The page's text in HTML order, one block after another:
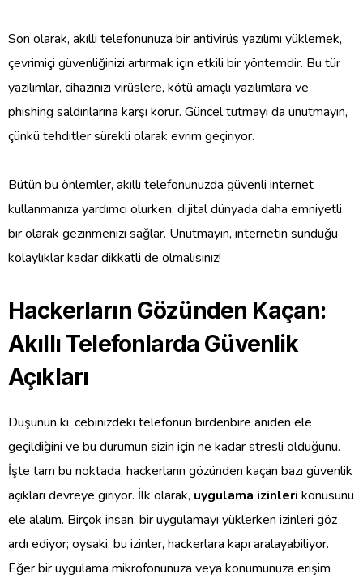
Son olarak, akıllı telefonunuza bir antivirüs yazılımı yüklemek,
çevrimiçi güvenliğinizi artırmak için etkili bir yöntemdir. Bu tür
yazılımlar, cihazınızı virüslere, kötü amaçlı yazılımlara ve
phishing saldırılarına karşı korur. Güncel tutmayı da unutmayın,
çünkü tehditler sürekli olarak evrim geçiriyor.
Bütün bu önlemler, akıllı telefonunuzda güvenli internet
kullanmanıza yardımcı olurken, dijital dünyada daha emniyetli
bir olarak gezinmenizi sağlar. Unutmayın, internetin sunduğu
kolaylıklar kadar dikkatli de olmalısınız!
Hackerların Gözünden Kaçan:
Akıllı Telefonlarda Güvenlik
Açıkları
Düşünün ki, cebinizdeki telefonun birdenbire aniden ele
geçildiğini ve bu durumun sizin için ne kadar stresli olduğunu.
İşte tam bu noktada, hackerların gözünden kaçan bazı güvenlik
açıkları devreye giriyor. İlk olarak, uygulama izinleri konusunu
ele alalım. Birçok insan, bir uygulamayı yüklerken izinleri göz
ardı ediyor; oysaki, bu izinler, hackerlara kapı aralayabiliyor.
Eğer bir uygulama mikrofonunuza veya konumunuza erişim